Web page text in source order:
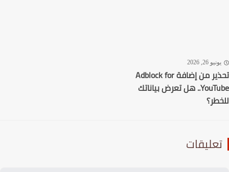
26, 2026
تحذير من إضافة Adblock for
YouTube.. هل تعرض بياناتك